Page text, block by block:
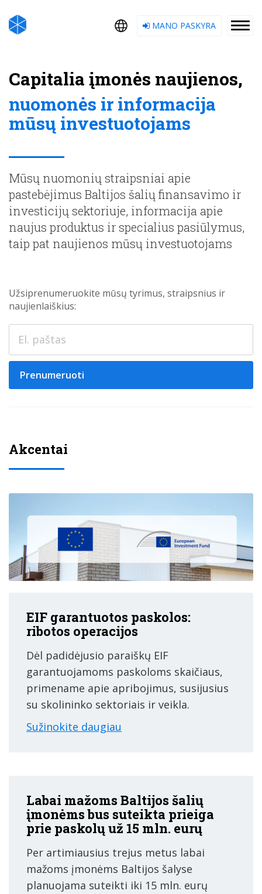
MANO PASKYRA
Capitalia įmonės naujienos,
nuomonės ir informacija
mūsų investuotojams
Mūsų nuomonių straipsniai apie
pastebėjimus Baltijos šalių finansavimo ir
investicijų sektoriuje, informacija apie
naujus produktus ir specialius pasiūlymus,
taip pat naujienos mūsų investuotojams
Užsiprenumeruokite mūsų tyrimus, straipsnius ir
naujienlaiškius:
Prenumeruoti
Akcentai
EIF garantuotos paskolos:
ribotos operacijos
Dėl padidėjusio paraiškų EIF
garantuojamoms paskoloms skaičiaus,
primename apie apribojimus, susijusius
su skolininko sektoriais ir veikla.
Sužinokite daugiau
Labai mažoms Baltijos šalių
įmonėms bus suteikta prieiga
prie paskolų už 15 mln. eurų
Per artimiausius trejus metus labai
mažoms įmonėms Baltijos šalyse
planuojama suteikti iki 15 mln. eurų